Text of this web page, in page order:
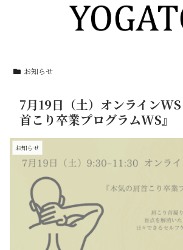
お知らせ
7月19日（土）オンライン
首こり卒業プログラムWS』
お知らせ